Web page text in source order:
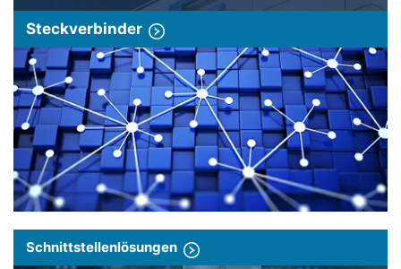
Steckverbinder
Schnittstellenlösungen